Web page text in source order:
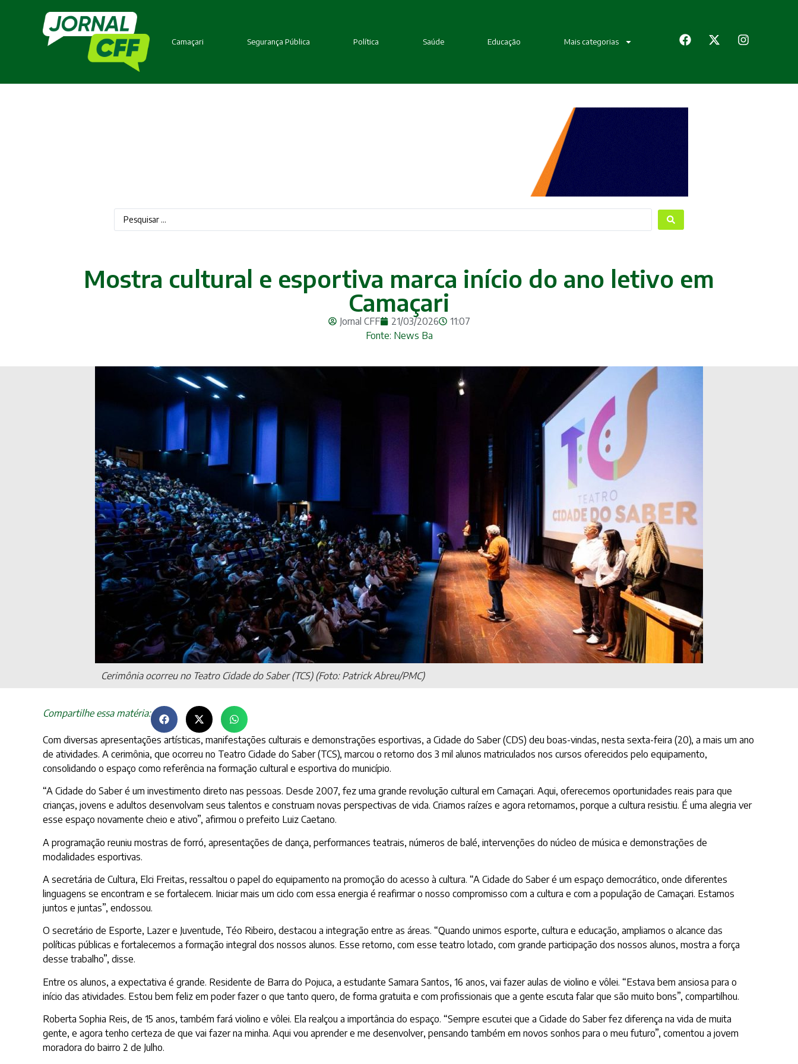
Camaçari Segurança Pública Política Saúde Educação Mais categorias
Mostra cultural e esportiva marca início do ano letivo em
Camaçari
Jornal CFF 21/03/2026
11:07
Fonte: News Ba
Cerimônia ocorreu no Teatro Cidade do Saber (TCS) (Foto: Patrick Abreu/PMC)
Compartilhe essa matéria:
Com diversas apresentações artísticas, manifestações culturais e demonstrações esportivas, a Cidade do Saber (CDS) deu boas-vindas, nesta sexta-feira (20), a mais um ano
de atividades. A cerimônia, que ocorreu no Teatro Cidade do Saber (TCS), marcou o retorno dos 3 mil alunos matriculados nos cursos oferecidos pelo equipamento,
consolidando o espaço como referência na formação cultural e esportiva do município.
“A Cidade do Saber é um investimento direto nas pessoas. Desde 2007, fez uma grande revolução cultural em Camaçari. Aqui, oferecemos oportunidades reais para que
crianças, jovens e adultos desenvolvam seus talentos e construam novas perspectivas de vida. Criamos raízes e agora retornamos, porque a cultura resistiu. É uma alegria ver
esse espaço novamente cheio e ativo”, afirmou o prefeito Luiz Caetano.
A programação reuniu mostras de forró, apresentações de dança, performances teatrais, números de balé, intervenções do núcleo de música e demonstrações de
modalidades esportivas.
A secretária de Cultura, Elci Freitas, ressaltou o papel do equipamento na promoção do acesso à cultura. “A Cidade do Saber é um espaço democrático, onde diferentes
linguagens se encontram e se fortalecem. Iniciar mais um ciclo com essa energia é reafirmar o nosso compromisso com a cultura e com a população de Camaçari. Estamos
juntos e juntas”, endossou.
O secretário de Esporte, Lazer e Juventude, Téo Ribeiro, destacou a integração entre as áreas. “Quando unimos esporte, cultura e educação, ampliamos o alcance das
políticas públicas e fortalecemos a formação integral dos nossos alunos. Esse retorno, com esse teatro lotado, com grande participação dos nossos alunos, mostra a força
desse trabalho”, disse.
Entre os alunos, a expectativa é grande. Residente de Barra do Pojuca, a estudante Samara Santos, 16 anos, vai fazer aulas de violino e vôlei. “Estava bem ansiosa para o
início das atividades. Estou bem feliz em poder fazer o que tanto quero, de forma gratuita e com profissionais que a gente escuta falar que são muito bons”, compartilhou.
Roberta Sophia Reis, de 15 anos, também fará violino e vôlei. Ela realçou a importância do espaço. “Sempre escutei que a Cidade do Saber fez diferença na vida de muita
gente, e agora tenho certeza de que vai fazer na minha. Aqui vou aprender e me desenvolver, pensando também em novos sonhos para o meu futuro”, comentou a jovem
moradora do bairro 2 de Julho.